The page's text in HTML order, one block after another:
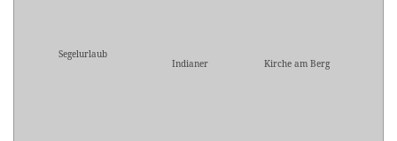
Segelurlaub
Indianer Kirche am Berg